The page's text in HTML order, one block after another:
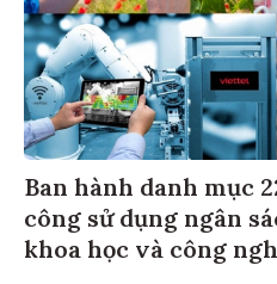
Ban hành danh mục
công sử dụng ngân
khoa học và công